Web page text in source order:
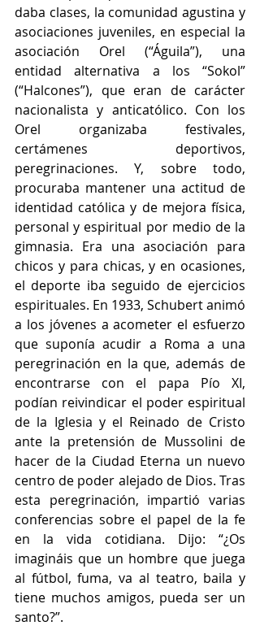
daba clases, la comunidad agustina y
asociaciones juveniles, en especial la
asociación Orel (“Águila”), una
entidad alternativa a los “Sokol”
(“Halcones”), que eran de carácter
nacionalista y anticatólico. Con los
Orel organizaba festivales,
certámenes deportivos,
peregrinaciones. Y, sobre todo,
procuraba mantener una actitud de
identidad católica y de mejora física,
personal y espiritual por medio de la
gimnasia. Era una asociación para
chicos y para chicas, y en ocasiones,
el deporte iba seguido de ejercicios
espirituales. En 1933, Schubert animó
a los jóvenes a acometer el esfuerzo
que suponía acudir a Roma a una
peregrinación en la que, además de
encontrarse con el papa Pío XI,
podían reivindicar el poder espiritual
de la Iglesia y el Reinado de Cristo
ante la pretensión de Mussolini de
hacer de la Ciudad Eterna un nuevo
centro de poder alejado de Dios. Tras
esta peregrinación, impartió varias
conferencias sobre el papel de la fe
en la vida cotidiana. Dijo: “¿Os
imagináis que un hombre que juega
al fútbol, fuma, va al teatro, baila y
tiene muchos amigos, pueda ser un
santo?”.